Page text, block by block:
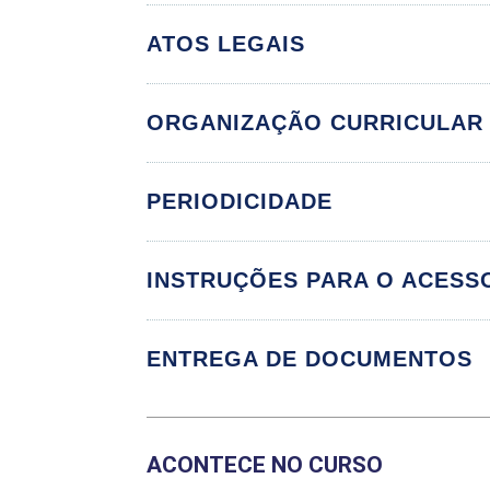
ATOS LEGAIS
ORGANIZAÇÃO CURRICULAR
Componente
CONTROLADORIA
PERIODICIDADE
INSTRUÇÕES PARA O
ENTREGA DE DOCUMENTOS
ACONTECE NO CURSO